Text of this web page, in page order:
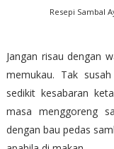
Resepi Sambal
Jangan risau dengan
memukau. Tak
sedikit kesabaran
masa menggoreng
dengan bau pedas